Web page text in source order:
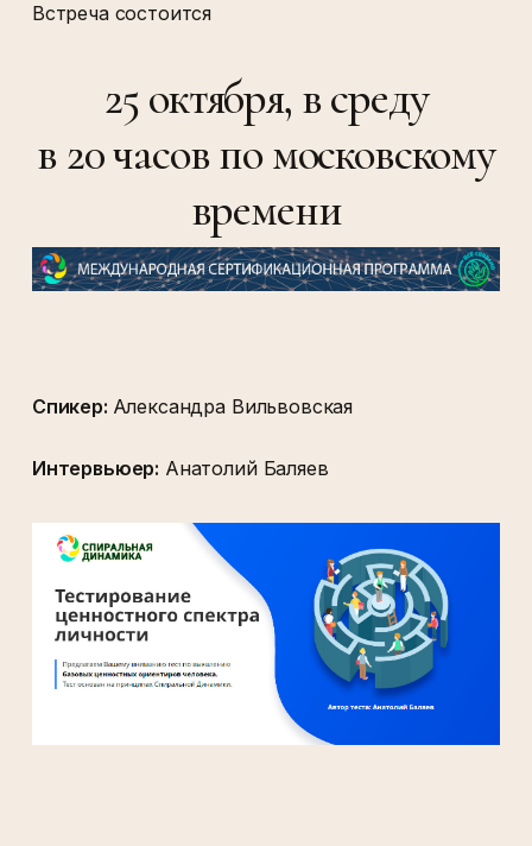
Встреча состоится
25 октября, в среду
в 20 часов по московскому
времени
Спикер: Александра Вильвовская
Интервьюер: Анатолий Баляев